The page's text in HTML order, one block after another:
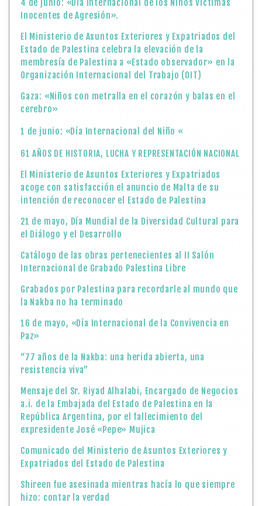
4 de junio: «Día Internacional de los Niños Víctimas
Inocentes de Agresión».
El Ministerio de Asuntos Exteriores y Expatriados del
Estado de Palestina celebra la elevación de la
membresía de Palestina a «Estado observador» en la
Organización Internacional del Trabajo (OIT)
Gaza: «Niños con metralla en el corazón y balas en el
cerebro»
1 de junio: «Día Internacional del Niño «
61 AÑOS DE HISTORIA, LUCHA Y REPRESENTACIÓN NACIONAL
El Ministerio de Asuntos Exteriores y Expatriados
acoge con satisfacción el anuncio de Malta de su
intención de reconocer el Estado de Palestina
21 de mayo, Día Mundial de la Diversidad Cultural para
el Diálogo y el Desarrollo
Catálogo de las obras pertenecientes al II Salón
Internacional de Grabado Palestina Libre
Grabados por Palestina para recordarle al mundo que
la Nakba no ha terminado
16 de mayo, «Día Internacional de la Convivencia en
Paz»
“77 años de la Nakba: una herida abierta, una
resistencia viva”
Mensaje del Sr. Riyad Alhalabi, Encargado de Negocios
a.i. de la Embajada del Estado de Palestina en la
República Argentina, por el fallecimiento del
expresidente José «Pepe» Mujica
Comunicado del Ministerio de Asuntos Exteriores y
Expatriados del Estado de Palestina
Shireen fue asesinada mientras hacía lo que siempre
hizo: contar la verdad